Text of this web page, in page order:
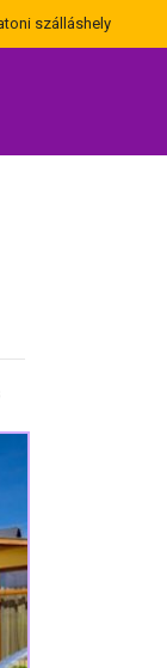
szálláshely